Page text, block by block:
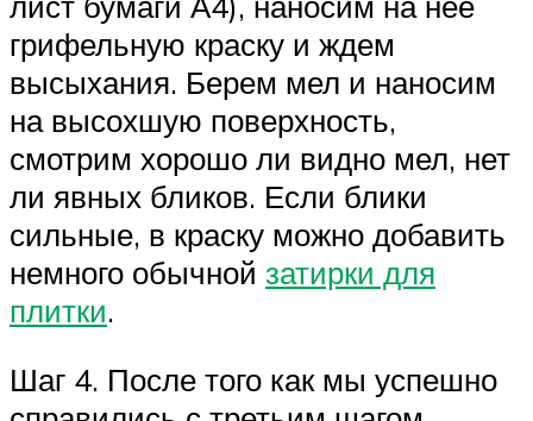
грифельную краску и ждем
высыхания. Берем мел и наносим
на высохшую поверхность,
смотрим хорошо ли видно мел, нет
ли явных бликов. Если блики
сильные, в краску можно добавить
немного обычной затирки для
плитки.
Шаг 4. После того как мы успешно